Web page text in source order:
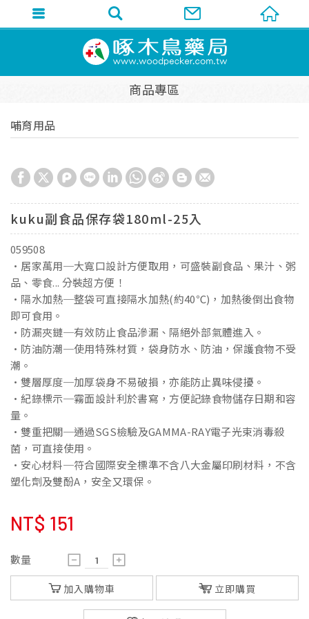
商品專區
哺育用品
kuku副食品保存袋180ml-25入
059508
•居家萬用─大寬口設計方便取用，可盛裝副食品、果汁、粥
品、零食... 分裝超方便！
•隔水加熱─整袋可直接隔水加熱(約40℃)，加熱後倒出食物
即可食用。
•防漏夾鏈─有效防止食品滲漏、隔絕外部氣體進入。
•防油防潮─使用特殊材質，袋身防水、防油，保護食物不受
潮。
•雙層厚度─加厚袋身不易破損，亦能防止異味侵擾。
•紀錄標示─霧面設計利於書寫，方便記錄食物儲存日期和容
量。
•雙重把關─通過SGS檢驗及GAMMA-RAY電子光束消毒殺
菌，可直接使用。
•安心材料─符合國際安全標準不含八大金屬印刷材料，不含
塑化劑及雙酚A，安全又環保。
NT$ 151
數量
加入購物車 立即購買